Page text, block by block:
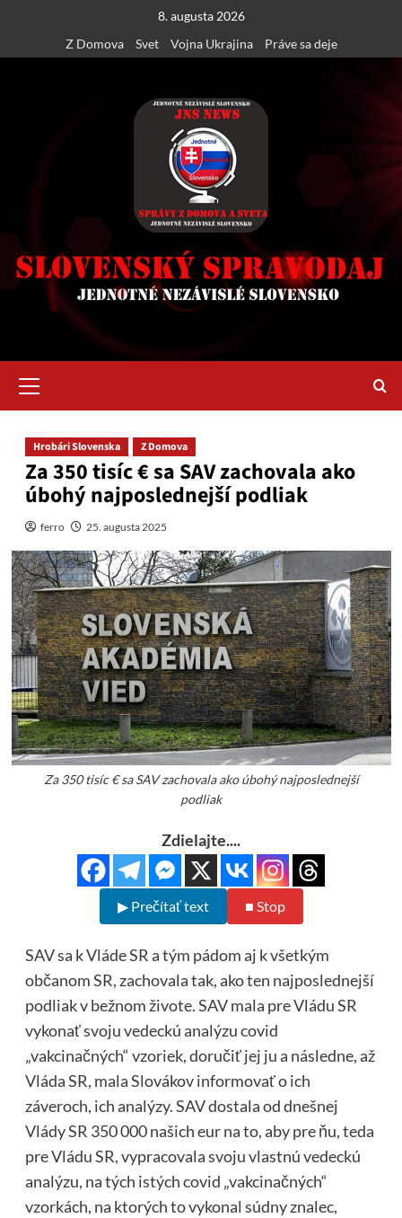
content
8. augusta 2026
Z Domova
Svet Vojna Ukrajina Práve sa deje
Menu
Hrobári Slovenska Z Domova
Za 350 tisíc € sa SAV zachovala ako
úbohý najposlednejší podliak
ferro 25. augusta 2025
Za 350 tisíc € sa SAV zachovala ako úbohý najposlednejší
podliak
Zdielajte....
▶ Prečítať text ■ Stop
SAV sa k Vláde SR a tým pádom aj k všetkým
občanom SR, zachovala tak, ako ten najposlednejší
podliak v bežnom živote. SAV mala pre Vládu SR
vykonať svoju vedeckú analýzu covid
„vakcinačných“ vzoriek, doručiť jej ju a následne, až
Vláda SR, mala Slovákov informovať o ich
záveroch, ich analýzy. SAV dostala od dnešnej
Vlády SR 350 000 našich eur na to, aby pre ňu, teda
pre Vládu SR, vypracovala svoju vlastnú vedeckú
analýzu, na tých istých covid „vakcinačných“
vzorkách, na ktorých to vykonal súdny znalec,